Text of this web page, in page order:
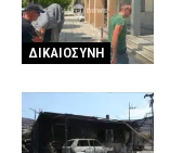
ΔΙΚΑΙΟΣΥΝΗ